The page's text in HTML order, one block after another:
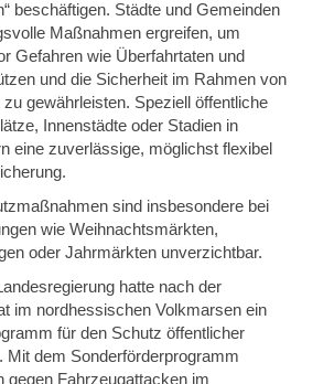
beschäftigen. Städte und Gemeinden
Maßnahmen ergreifen, um
Gefahren wie Überfahrtaten und
und die Sicherheit im Rahmen von
gewährleisten. Speziell öffentliche
Innenstädte oder Stadien in
eine zuverlässige, möglichst flexibel
sind insbesondere bei
wie Weihnachtsmärkten,
oder Jahrmärkten unverzichtbar.
hatte nach der
im nordhessischen Volkmarsen ein
für den Schutz öffentlicher
Mit dem Sonderförderprogramm
gegen Fahrzeugattacken im